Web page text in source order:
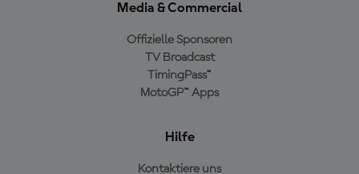
Media & Commercial
Offizielle Sponsoren
TV Broadcast
TimingPass™
MotoGP™ Apps
Hilfe
Kontaktiere uns